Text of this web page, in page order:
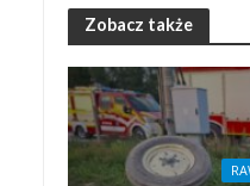
Zobacz także